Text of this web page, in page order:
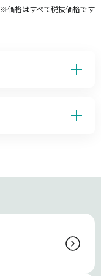
※価格はすべて税抜価格です